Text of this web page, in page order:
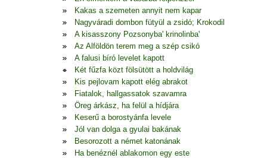
Kakas a szemeten annyit nem kapar
Nagyváradi dombon fütyül a zsidó; Krokodil
A kisasszony Pozsonyba' krinolinba'
Az Alföldön terem meg a szép csikó
A falusi bíró levelet kapott
Két fűzfa közt fölsütött a holdvilág
Kis pejlovam kapott elég abrakot
Fiatalok, hallgassatok szavamra
Öreg árkász, ha felül a hídjára
Keserű a borostyánfa levele
Jól van dolga a gyulai bakának
Besorozott a német katonának
Ha benéznél ablakomon egy este